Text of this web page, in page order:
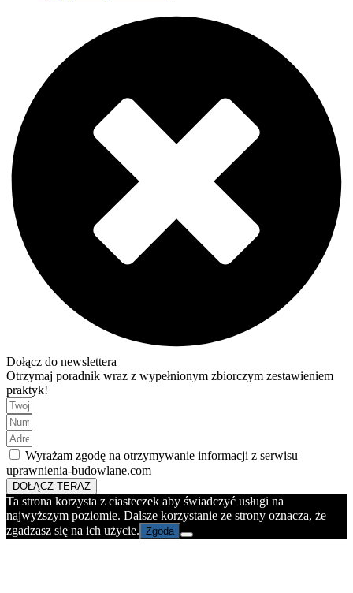
Dołącz do newslettera
Otrzymaj poradnik wraz z wypełnionym zbiorczym zestawieniem
praktyk!
Wyrażam zgodę na otrzymywanie informacji z serwisu
uprawnienia-budowlane.com
DOŁĄCZ TERAZ
Ta strona korzysta z ciasteczek aby świadczyć usługi na
najwyższym poziomie. Dalsze korzystanie ze strony oznacza, że
zgadzasz się na ich użycie. Zgoda